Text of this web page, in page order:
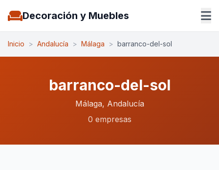
Decoración y Muebles
Inicio > Andalucía > Málaga > barranco-del-sol
barranco-del-sol
Málaga, Andalucía
0 empresas